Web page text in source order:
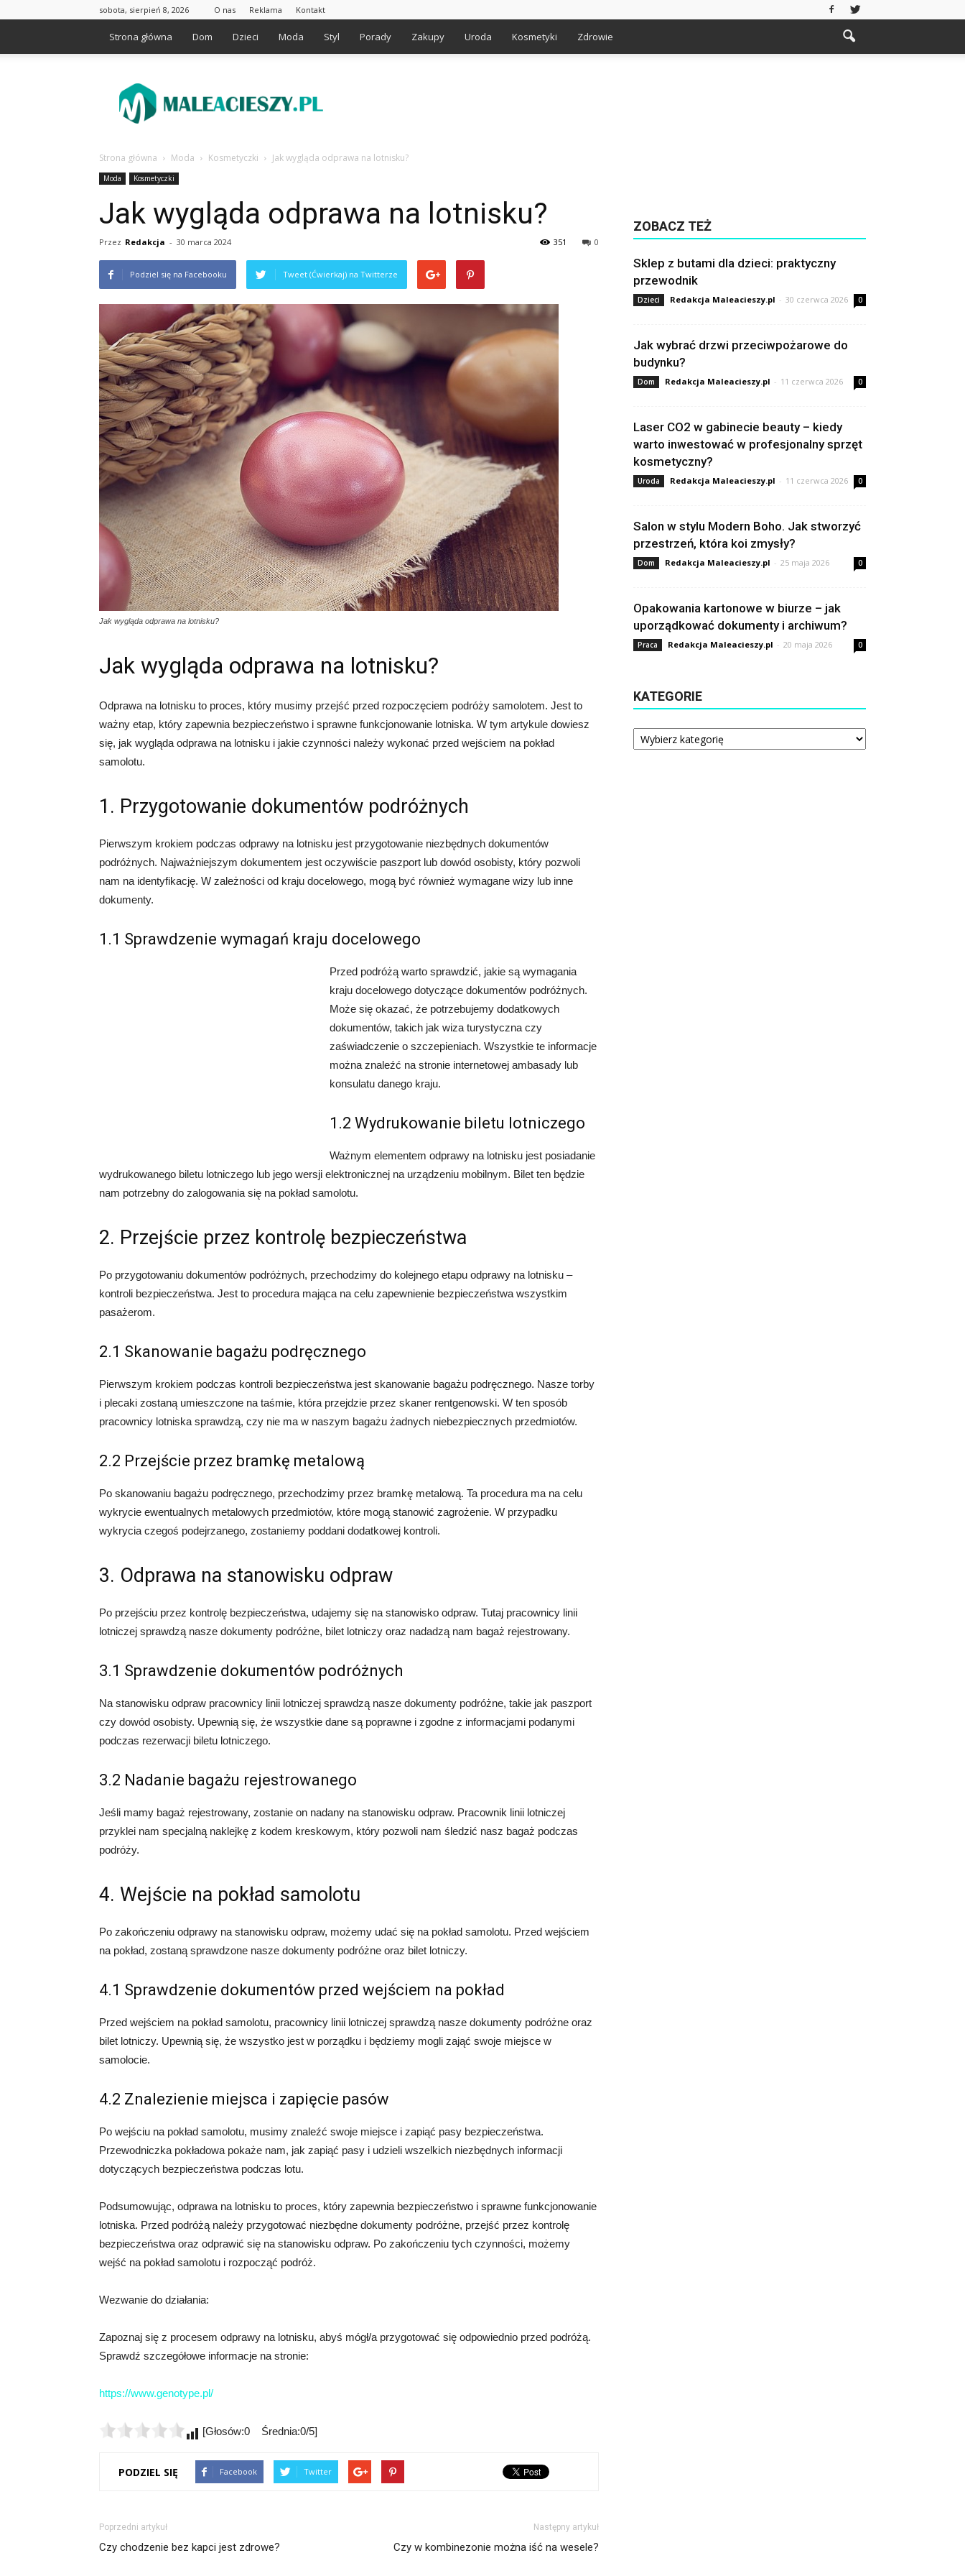
sobota, sierpień 8, 2026 O nas Reklama Kontakt
Strona główna Dom Dzieci Moda Styl Porady Zakupy Uroda Kosmetyki Zdrowie
Strona główna Moda Kosmetyczki Jak wygląda odprawa na lotnisku?
Moda Kosmetyczki
Jak wygląda odprawa na lotnisku?
Przez Redakcja - 30 marca 2024 0
351
Podziel się na Facebooku Tweet (Ćwierkaj) na Twitterze
Jak wygląda odprawa na lotnisku?
Jak wygląda odprawa na lotnisku?
Odprawa na lotnisku to proces, który musimy przejść przed rozpoczęciem podróży samolotem. Jest to
ważny etap, który zapewnia bezpieczeństwo i sprawne funkcjonowanie lotniska. W tym artykule dowiesz
się, jak wygląda odprawa na lotnisku i jakie czynności należy wykonać przed wejściem na pokład
samolotu.
1. Przygotowanie dokumentów podróżnych
Pierwszym krokiem podczas odprawy na lotnisku jest przygotowanie niezbędnych dokumentów
podróżnych. Najważniejszym dokumentem jest oczywiście paszport lub dowód osobisty, który pozwoli
nam na identyfikację. W zależności od kraju docelowego, mogą być również wymagane wizy lub inne
dokumenty.
1.1 Sprawdzenie wymagań kraju docelowego
Przed podróżą warto sprawdzić, jakie są wymagania
kraju docelowego dotyczące dokumentów podróżnych.
Może się okazać, że potrzebujemy dodatkowych
dokumentów, takich jak wiza turystyczna czy
zaświadczenie o szczepieniach. Wszystkie te informacje
można znaleźć na stronie internetowej ambasady lub
konsulatu danego kraju.
1.2 Wydrukowanie biletu lotniczego
Ważnym elementem odprawy na lotnisku jest posiadanie
wydrukowanego biletu lotniczego lub jego wersji elektronicznej na urządzeniu mobilnym. Bilet ten będzie
nam potrzebny do zalogowania się na pokład samolotu.
2. Przejście przez kontrolę bezpieczeństwa
Po przygotowaniu dokumentów podróżnych, przechodzimy do kolejnego etapu odprawy na lotnisku –
kontroli bezpieczeństwa. Jest to procedura mająca na celu zapewnienie bezpieczeństwa wszystkim
pasażerom.
2.1 Skanowanie bagażu podręcznego
Pierwszym krokiem podczas kontroli bezpieczeństwa jest skanowanie bagażu podręcznego. Nasze torby
i plecaki zostaną umieszczone na taśmie, która przejdzie przez skaner rentgenowski. W ten sposób
pracownicy lotniska sprawdzą, czy nie ma w naszym bagażu żadnych niebezpiecznych przedmiotów.
2.2 Przejście przez bramkę metalową
Po skanowaniu bagażu podręcznego, przechodzimy przez bramkę metalową. Ta procedura ma na celu
wykrycie ewentualnych metalowych przedmiotów, które mogą stanowić zagrożenie. W przypadku
wykrycia czegoś podejrzanego, zostaniemy poddani dodatkowej kontroli.
3. Odprawa na stanowisku odpraw
Po przejściu przez kontrolę bezpieczeństwa, udajemy się na stanowisko odpraw. Tutaj pracownicy linii
lotniczej sprawdzą nasze dokumenty podróżne, bilet lotniczy oraz nadadzą nam bagaż rejestrowany.
3.1 Sprawdzenie dokumentów podróżnych
Na stanowisku odpraw pracownicy linii lotniczej sprawdzą nasze dokumenty podróżne, takie jak paszport
czy dowód osobisty. Upewnią się, że wszystkie dane są poprawne i zgodne z informacjami podanymi
podczas rezerwacji biletu lotniczego.
3.2 Nadanie bagażu rejestrowanego
Jeśli mamy bagaż rejestrowany, zostanie on nadany na stanowisku odpraw. Pracownik linii lotniczej
przyklei nam specjalną naklejkę z kodem kreskowym, który pozwoli nam śledzić nasz bagaż podczas
podróży.
4. Wejście na pokład samolotu
Po zakończeniu odprawy na stanowisku odpraw, możemy udać się na pokład samolotu. Przed wejściem
na pokład, zostaną sprawdzone nasze dokumenty podróżne oraz bilet lotniczy.
4.1 Sprawdzenie dokumentów przed wejściem na pokład
Przed wejściem na pokład samolotu, pracownicy linii lotniczej sprawdzą nasze dokumenty podróżne oraz
bilet lotniczy. Upewnią się, że wszystko jest w porządku i będziemy mogli zająć swoje miejsce w
samolocie.
4.2 Znalezienie miejsca i zapięcie pasów
Po wejściu na pokład samolotu, musimy znaleźć swoje miejsce i zapiąć pasy bezpieczeństwa.
Przewodniczka pokładowa pokaże nam, jak zapiąć pasy i udzieli wszelkich niezbędnych informacji
dotyczących bezpieczeństwa podczas lotu.
Podsumowując, odprawa na lotnisku to proces, który zapewnia bezpieczeństwo i sprawne funkcjonowanie
lotniska. Przed podróżą należy przygotować niezbędne dokumenty podróżne, przejść przez kontrolę
bezpieczeństwa oraz odprawić się na stanowisku odpraw. Po zakończeniu tych czynności, możemy
wejść na pokład samolotu i rozpocząć podróż.
Wezwanie do działania:
Zapoznaj się z procesem odprawy na lotnisku, abyś mógł/a przygotować się odpowiednio przed podróżą.
Sprawdź szczegółowe informacje na stronie:
https://www.genotype.pl/
[Głosów:0 Średnia:0/5]
PODZIEL SIĘ Facebook Twitter
Poprzedni artykuł
Czy chodzenie bez kapci jest zdrowe?
Następny artykuł
Czy w kombinezonie można iść na wesele?
ZOBACZ TEŻ
Sklep z butami dla dzieci: praktyczny
przewodnik
Dzieci Redakcja Maleacieszy.pl - 30 czerwca 2026 0
Jak wybrać drzwi przeciwpożarowe do
budynku?
Dom Redakcja Maleacieszy.pl - 11 czerwca 2026 0
Laser CO2 w gabinecie beauty – kiedy
warto inwestować w profesjonalny sprzęt
kosmetyczny?
Uroda Redakcja Maleacieszy.pl - 11 czerwca 2026 0
Salon w stylu Modern Boho. Jak stworzyć
przestrzeń, która koi zmysły?
Dom Redakcja Maleacieszy.pl - 25 maja 2026 0
Opakowania kartonowe w biurze – jak
uporządkować dokumenty i archiwum?
Praca Redakcja Maleacieszy.pl - 20 maja 2026 0
KATEGORIE
Kategorie